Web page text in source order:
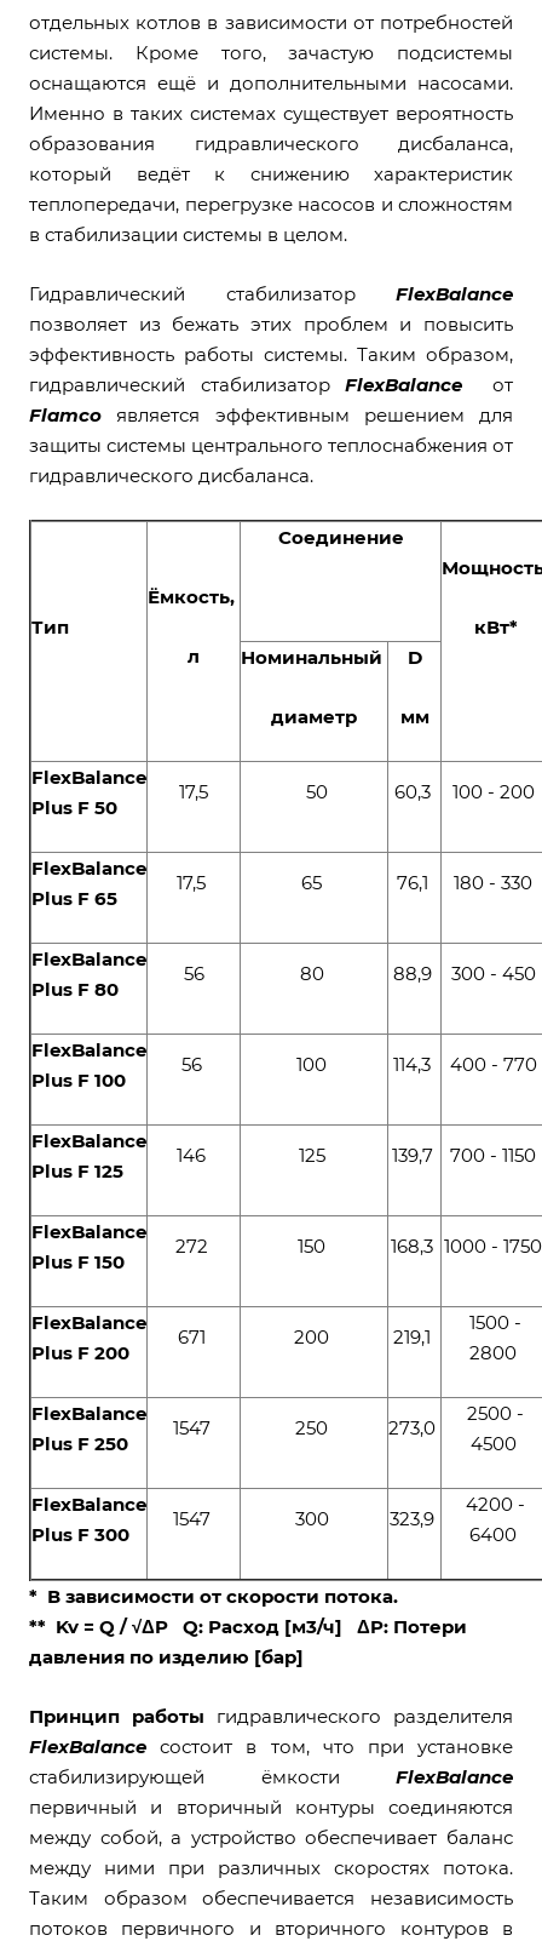
отдельных котлов в зависимости от потребностей
системы. Кроме того, зачастую подсистемы
оснащаются ещё и дополнительными насосами.
Именно в таких системах существует вероятность
образования гидравлического дисбаланса,
который ведёт к снижению характеристик
теплопередачи, перегрузке насосов и сложностям
в стабилизации системы в целом.
Гидравлический стабилизатор FlexBalance
позволяет из бежать этих проблем и повысить
эффективность работы системы. Таким образом,
гидравлический стабилизатор FlexBalance от
Flamco
является эффективным решением для
защиты системы центрального теплоснабжения от
гидравлического дисбаланса.
Тип
Ёмкость,
л
Соединение
кВт*
Номинальный
диаметр
D
мм
FlexBalance
Plus F 50
17,5 50 60,3 100 - 200
FlexBalance
Plus F 65
17,5 65 76,1 180 - 330
FlexBalance
Plus F 80
56 80 88,9 300 - 450
FlexBalance
Plus F 100
56 100 114,3 400 - 770
FlexBalance
Plus F 125
146 125 139,7 700 - 1150
FlexBalance
Plus F 150
272 150 168,3 1000 -
FlexBalance
Plus F 200
671 200 219,1
1500 -
2800
FlexBalance
Plus F 250
1547 250 273,0
2500 -
4500
FlexBalance
Plus F 300
1547 300 323,9
4200 -
6400
* В зависимости от скорости потока.
** Kv = Q / √ΔP Q: Расход [м3/ч] ΔP: Потери
давления по изделию [бар]
Принцип работы гидравлического разделителя
FlexBalance состоит в том, что при установке
стабилизирующей ёмкости FlexBalance
первичный и вторичный контуры соединяются
между собой, а устройство обеспечивает баланс
между ними при различных скоростях потока.
Таким образом обеспечивается независимость
потоков первичного и вторичного контуров в